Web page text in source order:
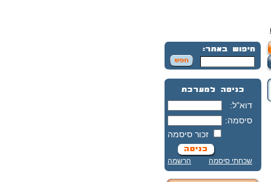
דוא"ל:
סיסמה:
זכור סיסמה
שכחתי סיסמה הרשמה